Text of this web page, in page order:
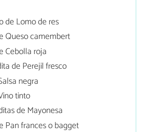
de Lomo de res
Queso camembert
Cebolla roja
de Perejil fresco
negra
tinto
de Mayonesa
Pan frances o bagget